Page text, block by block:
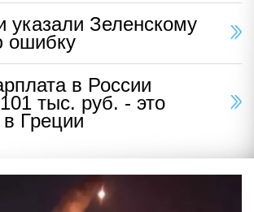
указали Зеленскому
ошибку
в России
тыс. руб. - это
Греции